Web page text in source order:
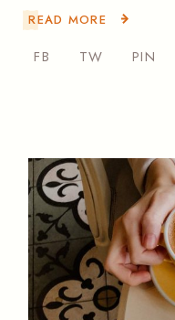
READ MORE
FB TW PIN